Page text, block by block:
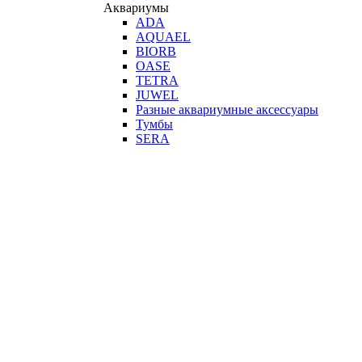
Аквариумы
ADA
AQUAEL
BIORB
OASE
TETRA
JUWEL
Разные аквариумные аксессуары
Тумбы
SERA